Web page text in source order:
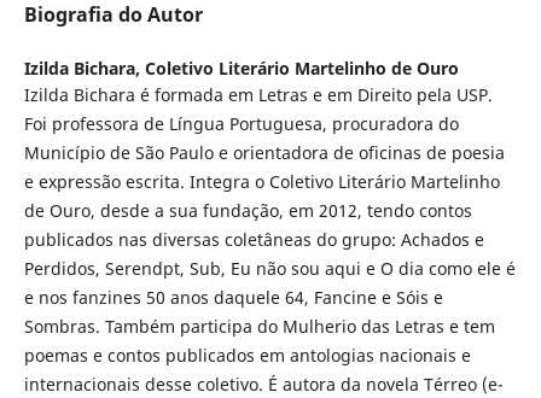
Biografia do Autor
Izilda Bichara, Coletivo Literário Martelinho de Ouro
Izilda Bichara é formada em Letras e em Direito pela USP.
Foi professora de Língua Portuguesa, procuradora do
Município de São Paulo e orientadora de oficinas de poesia
e expressão escrita. Integra o Coletivo Literário Martelinho
de Ouro, desde a sua fundação, em 2012, tendo contos
publicados nas diversas coletâneas do grupo: Achados e
Perdidos, Serendpt, Sub, Eu não sou aqui e O dia como ele é
e nos fanzines 50 anos daquele 64, Fancine e Sóis e
Sombras. Também participa do Mulherio das Letras e tem
poemas e contos publicados em antologias nacionais e
internacionais desse coletivo. É autora da novela Térreo (e-